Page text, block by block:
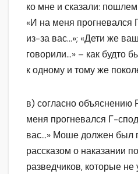
ко мне и сказали:
«И на меня прогневался
из-за вас…»; «Дети же
говорили…» – как будто
к одному и тому же
в) согласно объяснению
меня прогневался Г-
вас…» Моше должен был
рассказом о наказании
разведчиков, которые